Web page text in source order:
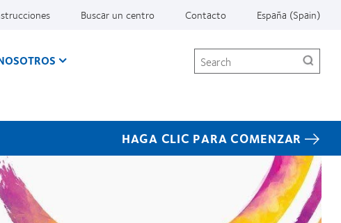
Buscar un centro Contacto España (Spain)
Search
HAGA CLIC PARA COMENZAR